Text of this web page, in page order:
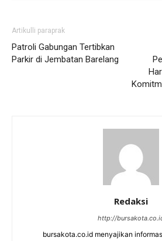
Artikulli paraprak
Patroli Gabungan Tertibkan
Parkir di Jembatan Barelang
Redaksi
http://
bursakota.co.id menyajikan